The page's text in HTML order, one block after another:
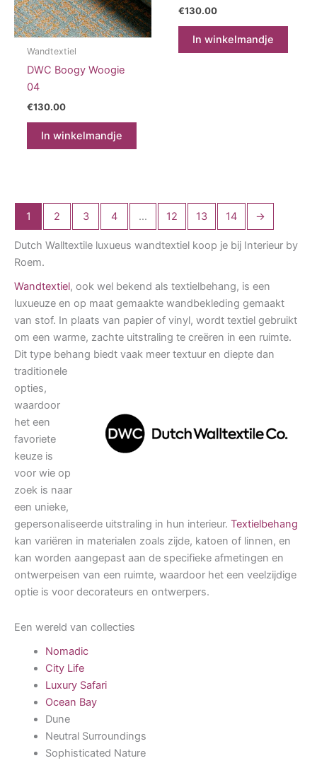
Wandtextiel
DWC Boogy Woogie
04
€130.00
In winkelmandje
€130.00
In winkelmandje
1 2 3 4 … 12 13 14 →
Dutch Walltextile luxueus wandtextiel koop je bij Interieur by
Roem.
Wandtextiel, ook wel bekend als textielbehang, is een
luxueuze en op maat gemaakte wandbekleding gemaakt
van stof. In plaats van papier of vinyl, wordt textiel gebruikt
om een warme, zachte uitstraling te creëren in een ruimte.
Dit type behang biedt vaak meer textuur en diepte dan
traditionele
opties,
waardoor
het een
favoriete
keuze is
voor wie op
zoek is naar
een unieke,
gepersonaliseerde uitstraling in hun interieur. Textielbehang
kan variëren in materialen zoals zijde, katoen of linnen, en
kan worden aangepast aan de specifieke afmetingen en
ontwerpeisen van een ruimte, waardoor het een veelzijdige
optie is voor decorateurs en ontwerpers.
Een wereld van collecties
Nomadic
City Life
Luxury Safari
Ocean Bay
Dune
Neutral Surroundings
Sophisticated Nature